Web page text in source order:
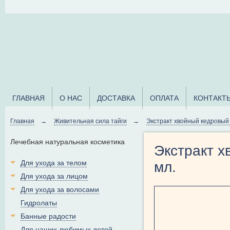
ГЛАВНАЯ О НАС ДОСТАВКА ОПЛАТА
Главная → Живительная сила тайги → Экстракт хвойный
Лечебная натуральная косметика
Для ухода за телом
Для ухода за лицом
Для ухода за волосами
Гидролаты
Банные радости
Экстракт
мл.